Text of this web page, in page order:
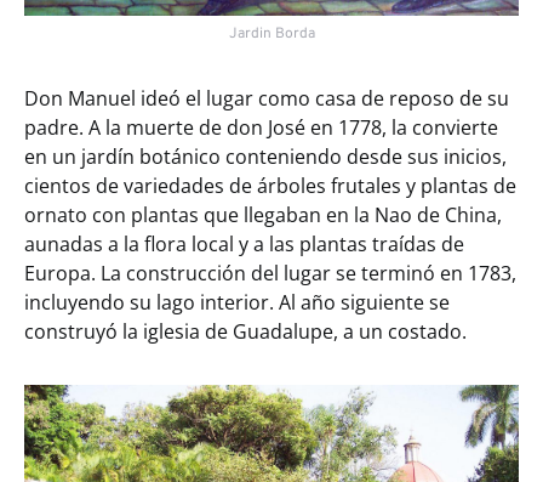
Jardin Borda
Don Manuel ideó el lugar como casa de reposo de su
padre. A la muerte de don José en 1778, la convierte
en un jardín botánico conteniendo desde sus inicios,
cientos de variedades de árboles frutales y plantas de
ornato con plantas que llegaban en la Nao de China,
aunadas a la flora local y a las plantas traídas de
Europa. La construcción del lugar se terminó en 1783,
incluyendo su lago interior. Al año siguiente se
construyó la iglesia de Guadalupe, a un costado.